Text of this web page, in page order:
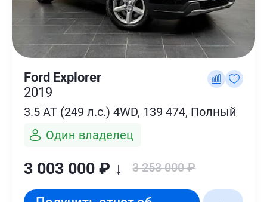
Ford Explorer
2019
3.5 AT (249 л.с.) 4WD, 139 474, Полный
Один владелец
3 003 000 ₽ ↓ 3 253 000 ₽